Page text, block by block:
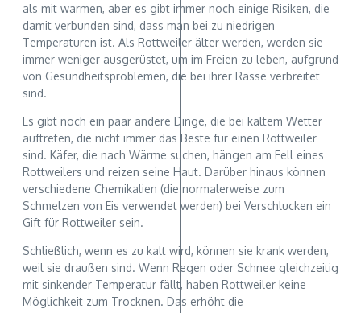
als mit warmen, aber es gibt immer noch einige Risiken, die
damit verbunden sind, dass man bei zu niedrigen
Temperaturen ist. Als Rottweiler älter werden, werden sie
immer weniger ausgerüstet, um im Freien zu leben, aufgrund
von Gesundheitsproblemen, die bei ihrer Rasse verbreitet
sind.
Es gibt noch ein paar andere Dinge, die bei kaltem Wetter
auftreten, die nicht immer das Beste für einen Rottweiler
sind. Käfer, die nach Wärme suchen, hängen am Fell eines
Rottweilers und reizen seine Haut. Darüber hinaus können
verschiedene Chemikalien (die normalerweise zum
Schmelzen von Eis verwendet werden) bei Verschlucken ein
Gift für Rottweiler sein.
Schließlich, wenn es zu kalt wird, können sie krank werden,
weil sie draußen sind. Wenn Regen oder Schnee gleichzeitig
mit sinkender Temperatur fällt, haben Rottweiler keine
Möglichkeit zum Trocknen. Das erhöht die